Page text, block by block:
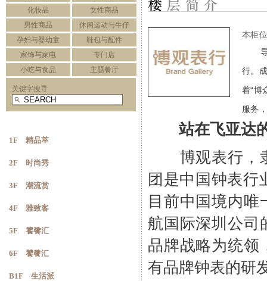
化妆品
女性商品
男性商品
休闲运动与牛仔
孕妇与婴幼童
鞋包与配件
家饰与家电
专门店
小吃与食品
主题餐厅
关键字搜寻
1F 精品萃
2F 时尚秀
3F 潮流赏
4F 雅致客
5F 饕餮汇
6F 饕餮汇
B1F 生活派
本柜
行。
着“博
服务
站在飞亚达
博观表行，隶
团是中国钟表行
目前中国境内
航国际深圳公司
品牌战略为统领
有品牌钟表的研